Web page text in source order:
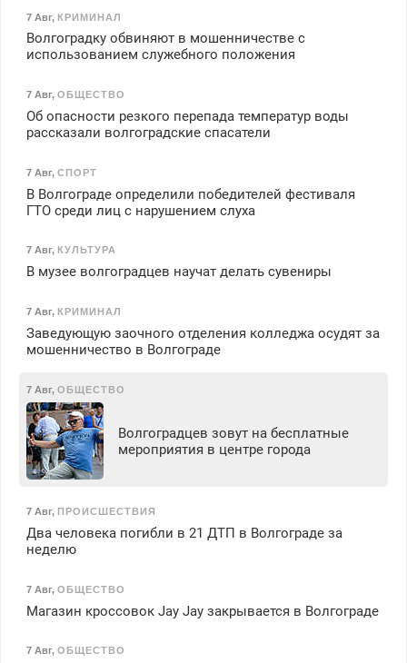
7 Авг, КРИМИНАЛ
Волгоградку обвиняют в мошенничестве с
использованием служебного положения
7 Авг, ОБЩЕСТВО
Об опасности резкого перепада температур воды
рассказали волгоградские спасатели
7 Авг, СПОРТ
В Волгограде определили победителей фестиваля
ГТО среди лиц с нарушением слуха
7 Авг, КУЛЬТУРА
В музее волгоградцев научат делать сувениры
7 Авг, КРИМИНАЛ
Заведующую заочного отделения колледжа осудят за
мошенничество в Волгограде
7 Авг, ОБЩЕСТВО
Волгоградцев зовут на бесплатные
мероприятия в центре города
7 Авг, ПРОИСШЕСТВИЯ
Два человека погибли в 21 ДТП в Волгограде за
неделю
7 Авг, ОБЩЕСТВО
Магазин кроссовок Jay Jay закрывается в Волгограде
7 Авг, ОБЩЕСТВО